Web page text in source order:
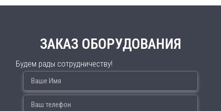
ЗАКАЗ ОБОРУДОВАНИЯ
Будем рады сотрудничеству!